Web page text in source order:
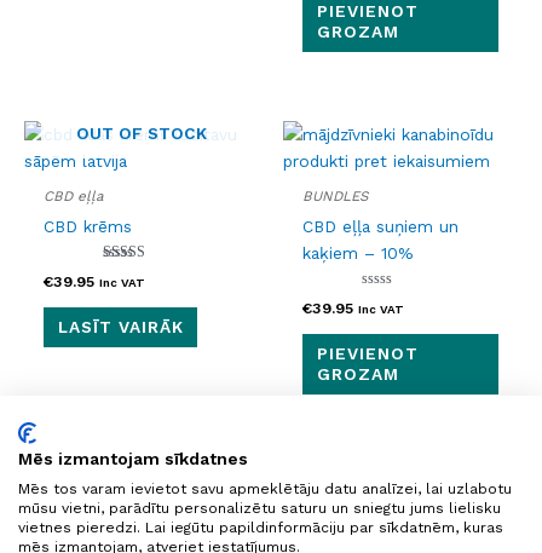
PIEVIENOT
GROZAM
OUT OF STOCK
CBD eļļa
CBD krēms
5.00
€39.95 Inc VAT
LASĪT VAIRĀK
BUNDLES
CBD eļļa suņiem un
kaķiem – 10%
ar
5
€39.95 Inc VAT
PIEVIENOT
GROZAM
Mēs izmantojam sīkdatnes
Mēs tos varam ievietot savu apmeklētāju datu analīzei, lai uzlabotu
mūsu vietni, parādītu personalizētu saturu un sniegtu jums lielisku
vietnes pieredzi. Lai iegūtu papildinformāciju par sīkdatnēm, kuras
mēs izmantojam, atveriet iestatījumus.